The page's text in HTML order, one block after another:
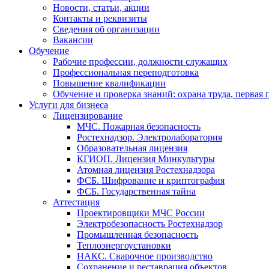
Новости, статьи, акции
Контакты и реквизиты
Сведения об организации
Вакансии
Обучение
Рабочие профессии, должности служащих
Профессиональная переподготовка
Повышение квалификации
Обучение и проверка знаний: охрана труда,
Услуги для бизнеса
Лицензирование
МЧС. Пожарная безопасность
Ростехнадзор. Электролаборатория
Образовательная лицензия
КГИОП. Лицензия Минкультуры
Атомная лицензия Ростехнадзора
ФСБ. Шифрование и криптография
ФСБ. Государственная тайна
Аттестация
Проектировщики МЧС России
Электробезопасность Ростехнадзор
Промышленная безопасность
Теплоэнергоустановки
НАКС. Сварочное производство
Сохранение и реставрация объектов